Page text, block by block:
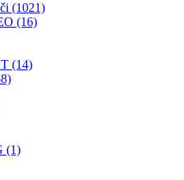
(1021)
(16)
(14)
(1)